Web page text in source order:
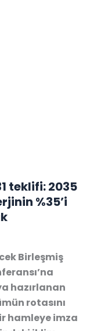
teklifi: 2035
%35’i
Birleşmiş
hazırlanan
rotasını
hamleye imza